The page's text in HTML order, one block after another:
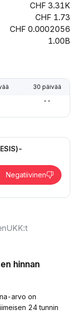
3.31K
1.73
0.0002056
1.00B
30 päivää
--
Negatiivinen
UKK:t
hinnan
arvo on
24 tunnin